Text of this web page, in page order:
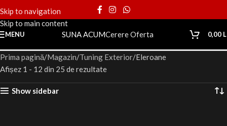
Skip to navigation
Skip to main content
MENU SUNA ACUMCerere Oferta 0,00
Prima pagină Magazin Tuning Exterior Eleroane
Afișez 1 - 12 din 25 de rezultate
Show sidebar